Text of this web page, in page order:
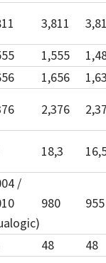
3,811
1,555
1,656
2,376
18,3
/
980 955
48
48